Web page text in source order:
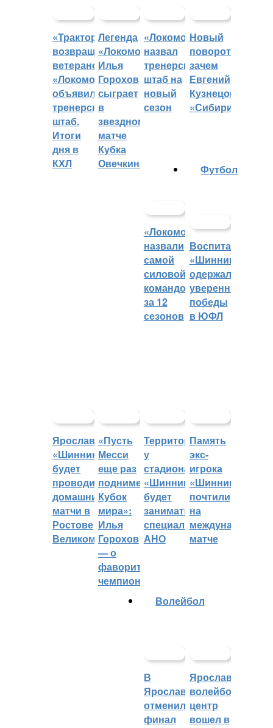
«Трактор»
возвращает
ветеранов,
«Локомотив»
объявил
тренерский
штаб.
Итоги
дня в
КХЛ
Легенда
«Локомотива»
Илья
Горохов
сыграет
в
звездном
матче
Кубка
Овечкина
«Локомотив»
назвал
тренерский
штаб на
новый
сезон
Новый
поворот:
зачем
Евгений
Кузнецов
«Сибири»?
«Локомотив»
назвали
самой
силовой
командой
за 12
сезонов
Футбол
Воспитанники
«Шинника»
одержали
уверенные
победы
в ЮФЛ
Ярославский
«Шинник»
будет
проводить
домашние
матчи в
Ростове
Великом
«Пусть
Месси
еще раз
поднимет
Кубок
мира»:
Илья
Горохов
— о
фаворитах
чемпионата
Территорией
у
стадиона
«Шинник»
будет
заниматься
специальное
АНО
Память
экс-
игрока
«Шинника»
почтили
на
международном
матче
Волейбол
В
Ярославле
отменили
финал
Ярославский
волейбольный
центр
вошел в